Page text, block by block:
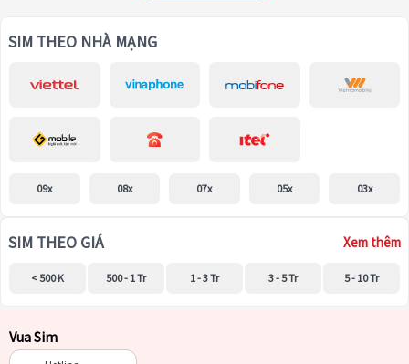
SIM THEO NHÀ MẠNG
09x 08x 07x 05x 03x
SIM THEO GIÁ Xem thêm
< 500 K 500 - 1 Tr 1 - 3 Tr 3 - 5 Tr 5 - 10 Tr
Vua Sim